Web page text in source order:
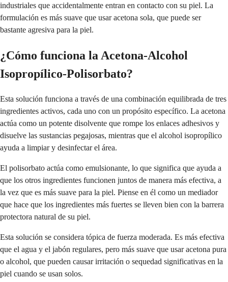
industriales que accidentalmente entran en contacto con su piel. La
formulación es más suave que usar acetona sola, que puede ser
bastante agresiva para la piel.
¿Cómo funciona la Acetona-Alcohol
Isopropílico-Polisorbato?
Esta solución funciona a través de una combinación equilibrada de tres
ingredientes activos, cada uno con un propósito específico. La acetona
actúa como un potente disolvente que rompe los enlaces adhesivos y
disuelve las sustancias pegajosas, mientras que el alcohol isopropílico
ayuda a limpiar y desinfectar el área.
El polisorbato actúa como emulsionante, lo que significa que ayuda a
que los otros ingredientes funcionen juntos de manera más efectiva, a
la vez que es más suave para la piel. Piense en él como un mediador
que hace que los ingredientes más fuertes se lleven bien con la barrera
protectora natural de su piel.
Esta solución se considera tópica de fuerza moderada. Es más efectiva
que el agua y el jabón regulares, pero más suave que usar acetona pura
o alcohol, que pueden causar irritación o sequedad significativas en la
piel cuando se usan solos.